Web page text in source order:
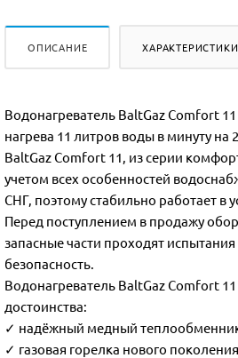
ОПИСАНИЕ ХАРАКТЕРИСТИКИ
Водонагреватель BaltGaz Comfort
нагрева 11 литров воды в минуту на
BaltGaz Comfort 11, из серии
учетом всех особенностей
СНГ, поэтому стабильно работает в
Перед поступлением в продажу
запасные части проходят
безопасность.
Водонагреватель BaltGaz Comfort
достоинства:
✓ надёжный медный
✓ газовая горелка нового поколения